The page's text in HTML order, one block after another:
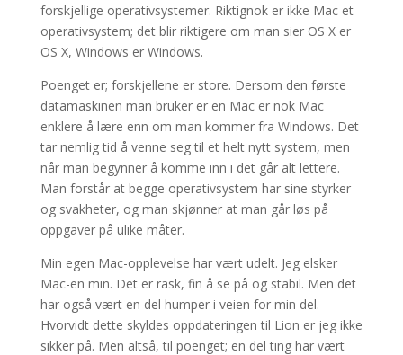
forskjellige operativsystemer. Riktignok er ikke Mac et
operativsystem; det blir riktigere om man sier OS X er
OS X, Windows er Windows.
Poenget er; forskjellene er store. Dersom den første
datamaskinen man bruker er en Mac er nok Mac
enklere å lære enn om man kommer fra Windows. Det
tar nemlig tid å venne seg til et helt nytt system, men
når man begynner å komme inn i det går alt lettere.
Man forstår at begge operativsystem har sine styrker
og svakheter, og man skjønner at man går løs på
oppgaver på ulike måter.
Min egen Mac-opplevelse har vært udelt. Jeg elsker
Mac-en min. Det er rask, fin å se på og stabil. Men det
har også vært en del humper i veien for min del.
Hvorvidt dette skyldes oppdateringen til Lion er jeg ikke
sikker på. Men altså, til poenget; en del ting har vært